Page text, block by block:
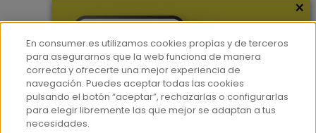
Hemeroteca
Contacto
Prensa
Corpus Lingüístico Consumer
×
En consumer.es utilizamos cookies propias y de terceros
para asegurarnos que la web funciona de manera
correcta y ofrecerte una mejor experiencia de
navegación. Puedes aceptar todas las cookies
pulsando el botón “aceptar”, rechazarlas o configurarlas
para elegir libremente las que mejor se adaptan a tus
necesidades.